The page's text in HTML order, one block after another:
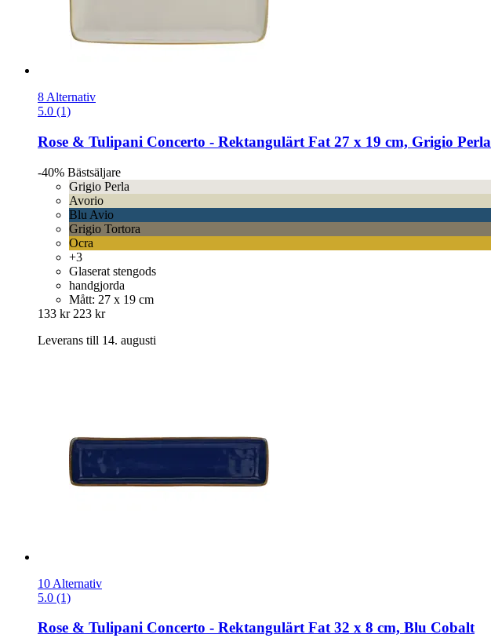
8 Alternativ
5.0 (1)
Rose & Tulipani Concerto -​ Rektangulärt Fat 27 x 19 cm, Grigio Perla
-40% Bästsäljare
Grigio Perla
Avorio
Blu Avio
Grigio Tortora
Ocra
+3
Glaserat stengods
handgjorda
Mått: 27 x 19 cm
133 kr 223 kr
Leverans till 14. augusti
10 Alternativ
5.0 (1)
Rose & Tulipani Concerto -​ Rektangulärt Fat 32 x 8 cm, Blu Cobalt